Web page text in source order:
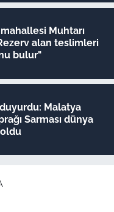
Muhtarı
alan teslimleri
bulur"
Malatya
Sarması dünya